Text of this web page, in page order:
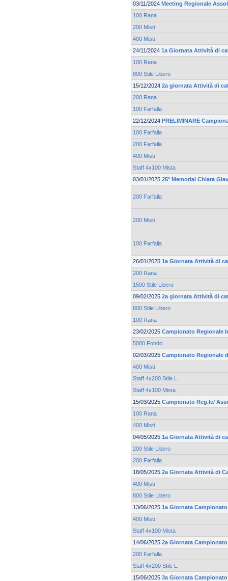
03/11/2024 Meeting Regionale
100 Rana
200 Misti
400 Misti
24/11/2024 1a Giornata Attività di
100 Rana
800 Stile Libero
15/12/2024 2a giornata Attività di
200 Rana
100 Farfalla
22/12/2024 PRELIMINARE
100 Farfalla
200 Farfalla
400 Misti
Staff 4x100 Mista
03/01/2025 25° Memorial Chiara
200 Farfalla
200 Misti
100 Farfalla
26/01/2025 1a Giornata Attività di
200 Rana
1500 Stile Libero
09/02/2025 2a giornata Attività di
800 Stile Libero
100 Rana
23/02/2025 Campionato Regionale
5000 Fondo
02/03/2025 Campionato Regionale
400 Misti
Staff 4x200 Stile L.
Staff 4x100 Mista
15/03/2025 Campionato Reg.le/
100 Rana
400 Misti
04/05/2025 1a Giornata Attività di
200 Stile Libero
200 Farfalla
18/05/2025 2a Giornata Attività di
400 Misti
800 Stile Libero
13/06/2025 1a Giornata
400 Misti
Staff 4x100 Mista
14/06/2025 2a Giornata
200 Farfalla
Staff 4x200 Stile L.
15/06/2025 3a Giornata